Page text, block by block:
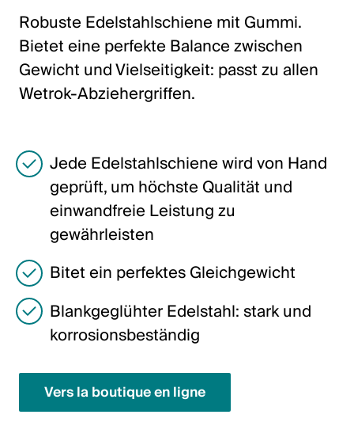
Italiano
English
Autriche
English
Allemagne
Deutsch
English
Suède
Svenska
English
Robuste Edelstahlschiene mit Gummi.
Bietet eine perfekte Balance zwischen
Gewicht und Vielseitigkeit: passt zu allen
Wetrok-Abziehergriffen.
Jede Edelstahlschiene wird von Hand
geprüft, um höchste Qualität und
einwandfreie Leistung zu
gewährleisten
Bitet ein perfektes Gleichgewicht
Blankgeglühter Edelstahl: stark und
korrosionsbeständig
Vers la boutique en ligne